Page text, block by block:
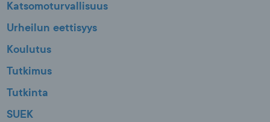
Katsomoturvallisuus
Urheilun eettisyys
Koulutus
Tutkimus
Tutkinta
SUEK